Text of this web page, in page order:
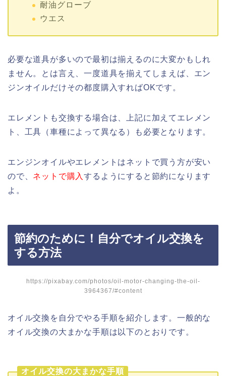
耐油グローブ
ウエス
必要な道具が多いので最初は揃えるのに大変かもしれ
ません。とは言え、一度道具を揃えてしまえば、エン
ジンオイルだけその都度購入すればOKです。
エレメントも交換する場合は、上記に加えてエレメン
ト、工具（車種によって異なる）も必要となります。
エンジンオイルやエレメントはネットで買う方が安い
ので、 ネットで購入するようにすると節約になります
よ。
節約のために！自分でオイル交換を
する方法
https://pixabay.com/photos/oil-motor-changing-the-oil-
3964367/#content
オイル交換を自分でやる手順を紹介します。一般的な
オイル交換の大まかな手順は以下のとおりです。
オイル交換の大まかな手順